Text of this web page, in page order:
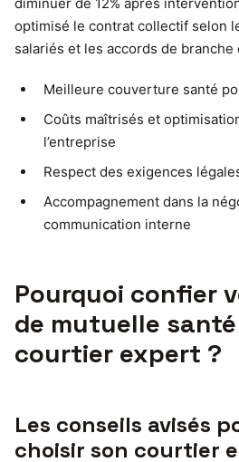
optimisé le contrat collectif selon
salariés et les accords de branche
Meilleure couverture santé
Coûts maîtrisés et
l’entreprise
Respect des exigences
Accompagnement dans la
communication interne
Pourquoi confier
de mutuelle
courtier expert ?
Les conseils avisés
choisir son courtier